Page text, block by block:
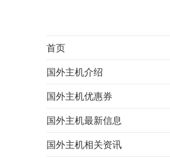
首页
国外主机介绍
国外主机优惠券
国外主机最新信息
国外主机相关资讯